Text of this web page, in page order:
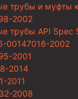
трубы и муфты
2002
трубы API Spec
00147016-2002
2001
2014
2011
2008